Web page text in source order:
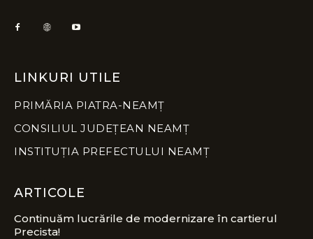
LINKURI UTILE
PRIMĂRIA PIATRA-NEAMȚ
CONSILIUL JUDEȚEAN NEAMȚ
INSTITUȚIA PREFECTULUI NEAMȚ
ARTICOLE
Continuăm lucrările de modernizare în cartierul
Precista!